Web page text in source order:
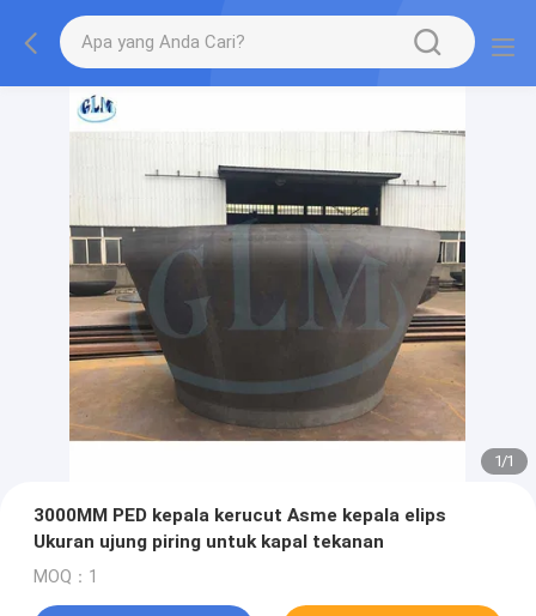
1/1
3000MM PED kepala kerucut Asme kepala elips
Ukuran ujung piring untuk kapal tekanan
MOQ：1